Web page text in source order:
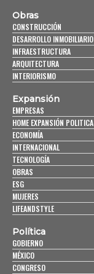
Obras
CONSTRUCCIÓN
DESARROLLO INMOBILIARIO
INFRAESTRUCTURA
ARQUITECTURA
INTERIORISMO
Expansión
EMPRESAS
HOME EXPANSIÓN POLITICA
ECONOMÍA
INTERNACIONAL
TECNOLOGÍA
OBRAS
ESG
MUJERES
LIFEANDSTYLE
Política
GOBIERNO
MÉXICO
CONGRESO